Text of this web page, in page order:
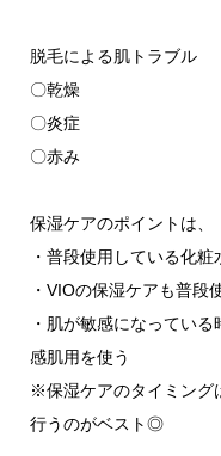
脱毛による肌トラブル
〇乾燥
〇炎症
〇赤み
保湿ケアのポイントは、
・普段使用している化
・VIOの保湿ケアも普段
・肌が敏感になってい
感肌用を使う
※保湿ケアのタイミング
行うのがベスト◎